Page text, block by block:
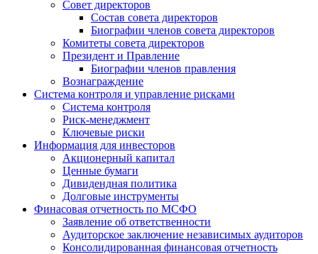
Совет директоров
Состав совета директоров
Биографии членов совета директоров
Комитеты совета директоров
Президент и Правление
Биографии членов правления
Вознаграждение
Система контроля и управление рисками
Система контроля
Риск-менеджмент
Ключевые риски
Информация для инвесторов
Акционерный капитал
Ценные бумаги
Дивидендная политика
Долговые инструменты
Финасовая отчетность по МСФО
Заявление об ответственности
Аудиторское заключение независимых аудиторов
Консолидированная финансовая отчетность